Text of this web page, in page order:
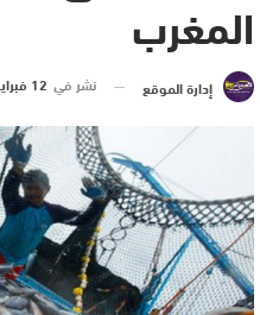
المغرب
إدارة الموقع نشر في 12 فبراير 2019 الساعة 1 و 19 دقيقة